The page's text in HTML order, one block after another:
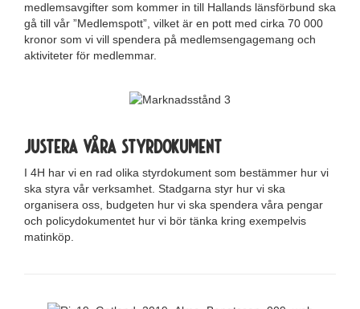
medlemsavgifter som kommer in till Hallands länsförbund ska
gå till vår ”Medlemspott”, vilket är en pott med cirka 70 000
kronor som vi vill spendera på medlemsengagemang och
aktiviteter för medlemmar.
Justera våra styrdokument
I 4H har vi en rad olika styrdokument som bestämmer hur vi
ska styra vår verksamhet. Stadgarna styr hur vi ska
organisera oss, budgeten hur vi ska spendera våra pengar
och policydokumentet hur vi bör tänka kring exempelvis
matinköp.